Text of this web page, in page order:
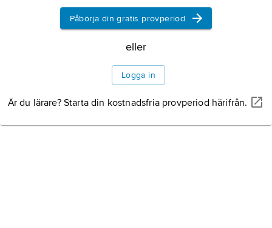
Information om artikeln
Påbörja din gratis provperiod
eller
Logga in
Är du lärare? Starta din kostnadsfria provperiod härifrån.